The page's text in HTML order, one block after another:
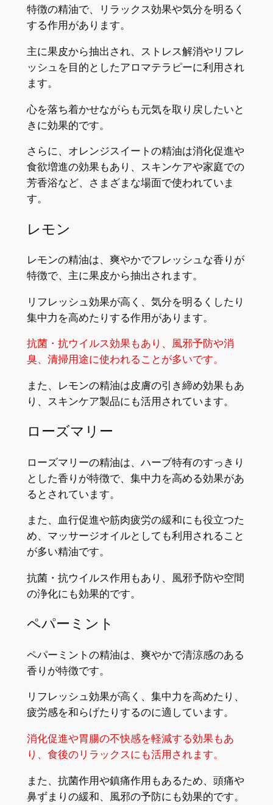
特徴の精油で、リラックス効果や気分を明るく
する作用があります。
主に果皮から抽出され、ストレス解消やリフレ
ッシュを目的としたアロマテラピーに利用され
ます。
心を落ち着かせながらも元気を取り戻したいと
きに効果的です。
さらに、オレンジスイートの精油は消化促進や
食欲増進の効果もあり、スキンケアや家庭での
芳香浴など、さまざまな場面で使われていま
す。
レモン
レモンの精油は、爽やかでフレッシュな香りが
特徴で、主に果皮から抽出されます。
リフレッシュ効果が高く、気分を明るくしたり
集中力を高めたりする作用があります。
抗菌・抗ウイルス効果もあり、風邪予防や消
臭、清掃用途に使われることが多いです。
また、レモンの精油は皮膚の引き締め効果もあ
り、スキンケア製品にも活用されています。
ローズマリー
ローズマリーの精油は、ハーブ特有のすっきり
とした香りが特徴で、集中力を高める効果があ
るとされています。
また、血行促進や筋肉疲労の緩和にも役立つた
め、マッサージオイルとしても利用されること
が多い精油です。
抗菌・抗ウイルス作用もあり、風邪予防や空間
の浄化にも効果的です。
ペパーミント
ペパーミントの精油は、爽やかで清涼感のある
香りが特徴です。
リフレッシュ効果が高く、集中力を高めたり、
疲労感を和らげたりするのに適しています。
消化促進や胃腸の不快感を軽減する効果もあ
り、食後のリラックスにも活用されます。
また、抗菌作用や鎮痛作用もあるため、頭痛や
鼻ずまりの緩和、風邪の予防にも効果的です。